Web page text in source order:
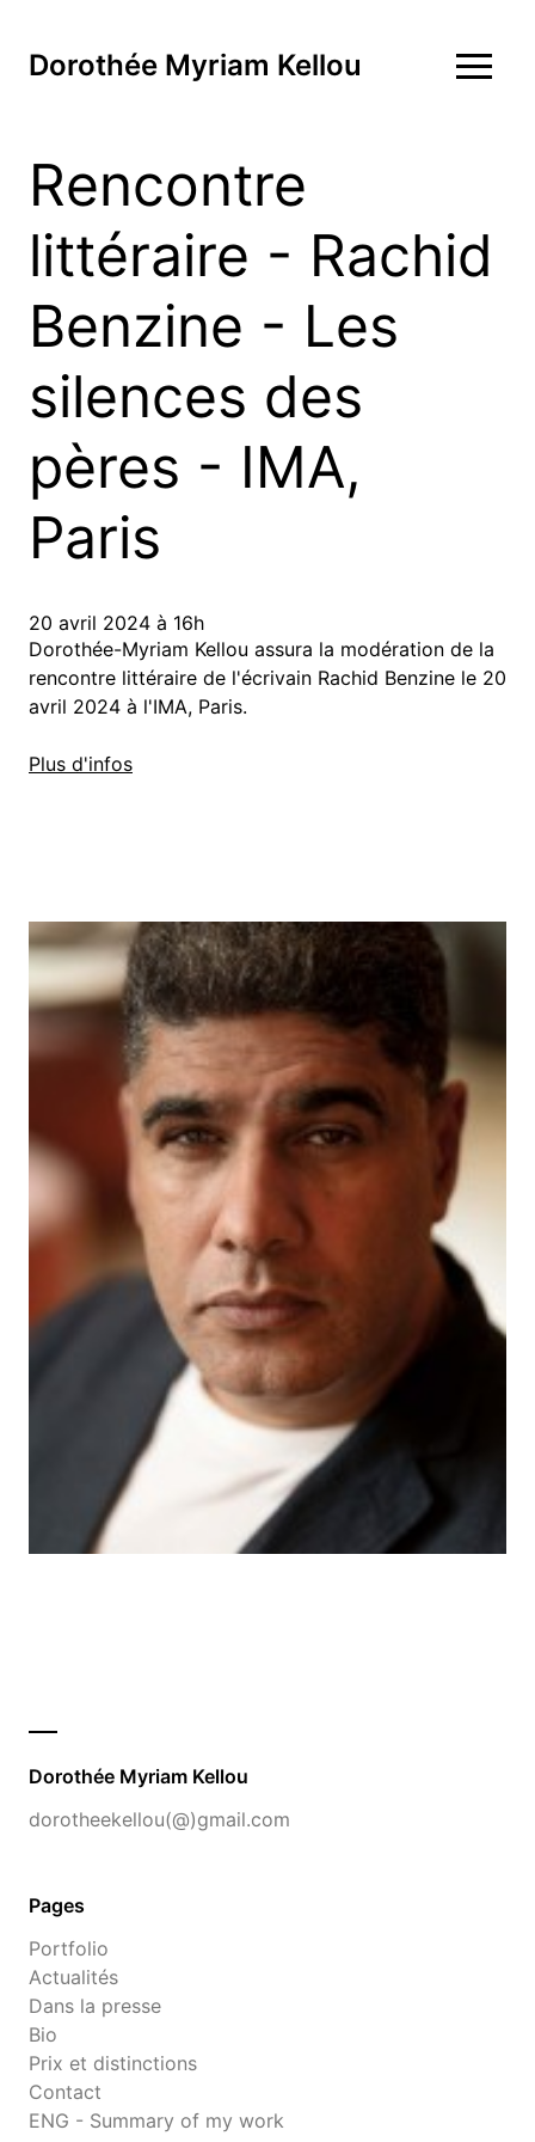
Dorothée Myriam Kellou
Rencontre
littéraire - Rachid
Benzine - Les
silences des
pères - IMA,
Paris
20 avril 2024 à 16h
Dorothée-Myriam Kellou assura la modération de la
rencontre littéraire de l'écrivain Rachid Benzine le 20
avril 2024 à l'IMA, Paris.
Plus d'infos
Dorothée Myriam Kellou
dorotheekellou(@)gmail.com
Pages
Portfolio
Actualités
Dans la presse
Bio
Prix et distinctions
Contact
ENG - Summary of my work